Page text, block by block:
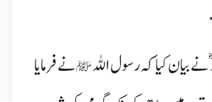
.
بیان کیا کہ رسول اللہﷺنے فرمایا